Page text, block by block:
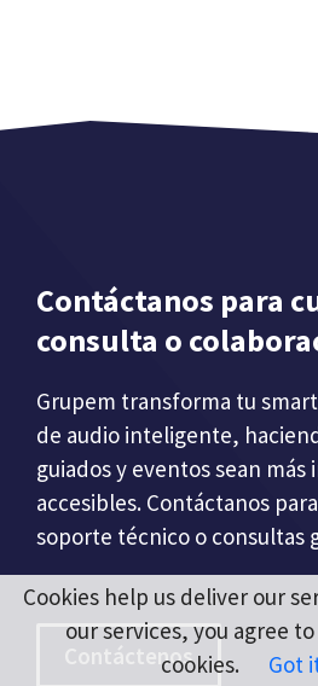
Contáctanos para
consulta o
Grupem transforma tu
de audio inteligente,
guiados y eventos sean más
accesibles. Contáctanos
soporte técnico o consultas
Contáctenos
Cookies help us deliver our
our services, you agree
cookies.
Got